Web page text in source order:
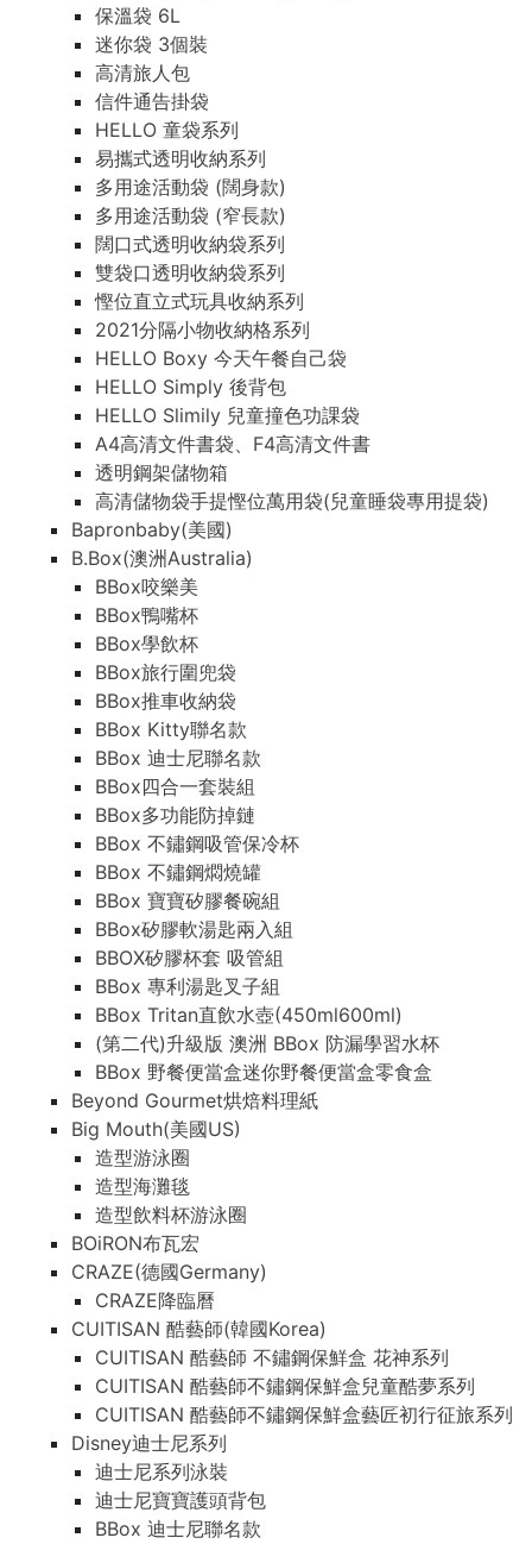
保溫袋 6L
迷你袋 3個裝
高清旅人包
信件通告掛袋
HELLO 童袋系列
易攜式透明收納系列
多用途活動袋 (闊身款)
多用途活動袋 (窄長款)
闊口式透明收納袋系列
雙袋口透明收納袋系列
慳位直立式玩具收納系列
2021分隔小物收納格系列
HELLO Boxy 今天午餐自己袋
HELLO Simply 後背包
HELLO Slimily 兒童撞色功課袋
A4高清文件書袋、F4高清文件書
透明鋼架儲物箱
高清儲物袋手提慳位萬用袋(兒童睡袋專用提袋)
Bapronbaby(美國)
B.Box(澳洲Australia)
BBox咬樂美
BBox鴨嘴杯
BBox學飲杯
BBox旅行圍兜袋
BBox推車收納袋
BBox Kitty聯名款
BBox 迪士尼聯名款
BBox四合一套裝組
BBox多功能防掉鏈
BBox 不鏽鋼吸管保冷杯
BBox 不鏽鋼燜燒罐
BBox 寶寶矽膠餐碗組
BBox矽膠軟湯匙兩入組
BBOX矽膠杯套 吸管組
BBox 專利湯匙叉子組
BBox Tritan直飲水壺(450ml600ml)
(第二代)升級版 澳洲 BBox 防漏學習水杯
BBox 野餐便當盒迷你野餐便當盒零食盒
Beyond Gourmet烘焙料理紙
Big Mouth(美國US)
造型游泳圈
造型海灘毯
造型飲料杯游泳圈
BOiRON布瓦宏
CRAZE(德國Germany)
CRAZE降臨曆
CUITISAN 酷藝師(韓國Korea)
CUITISAN 酷藝師 不鏽鋼保鮮盒 花神系列
CUITISAN 酷藝師不鏽鋼保鮮盒兒童酷夢系列
CUITISAN 酷藝師不鏽鋼保鮮盒藝匠初行征旅系列
Disney迪士尼系列
迪士尼系列泳裝
迪士尼寶寶護頭背包
BBox 迪士尼聯名款